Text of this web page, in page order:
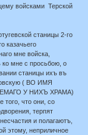
войсками Терской
станицы 2-го
казачьего
мне войска,
ко мне с просьбою, о
станицы ихъ въ
( ВО ИМЯ
У НИХЪ ХРАМА)
того, что они, со
терпят
и полагаютъ,
этому, неприличное